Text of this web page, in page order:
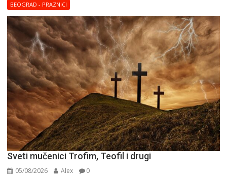
BEOGRAD - PRAZNICI
Sveti mučenici Trofim, Teofil i drugi
05/08/2026 Alex 0